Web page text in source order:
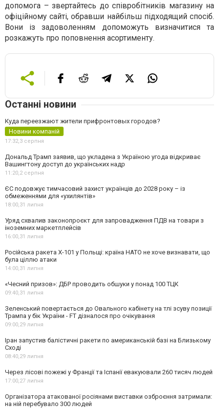
допомога – звертайтесь до співробітників магазину на
офіційному сайті, обравши найбільш підходящий спосіб.
Вони із задоволенням допоможуть визначитися та
розкажуть про поповнення асортименту.
Останні новини
Куда переезжают жители прифронтовых городов?
Новини компаній
17:32,3 серпня
Дональд Трамп заявив, що укладена з Україною угода відкриває
Вашингтону доступ до українських надр
11:20,2 серпня
ЄС подовжує тимчасовий захист українців до 2028 року – із
обмеженнями для «ухилянтів»
18:00,31 липня
Уряд схвалив законопроєкт для запровадження ПДВ на товари з
іноземних маркетплейсів
16:00,31 липня
Російська ракета Х-101 у Польщі: країна НАТО не хоче визнавати, що
була ціллю атаки
14:00,31 липня
«Чесний призов»: ДБР проводить обшуки у понад 100 ТЦК
09:40,31 липня
Зеленський повертається до Овального кабінету на тлі зсуву позиції
Трампа у бік України - FT дізналося про очікування
09:00,29 липня
Іран запустив балістичні ракети по американській базі на Близькому
Сході
08:40,29 липня
Через лісові пожежі у Франції та Іспанії евакуювали 260 тисяч людей
17:00,27 липня
Організатора атакованої росіянами виставки озброєння затримали:
на ній перебувало 300 людей